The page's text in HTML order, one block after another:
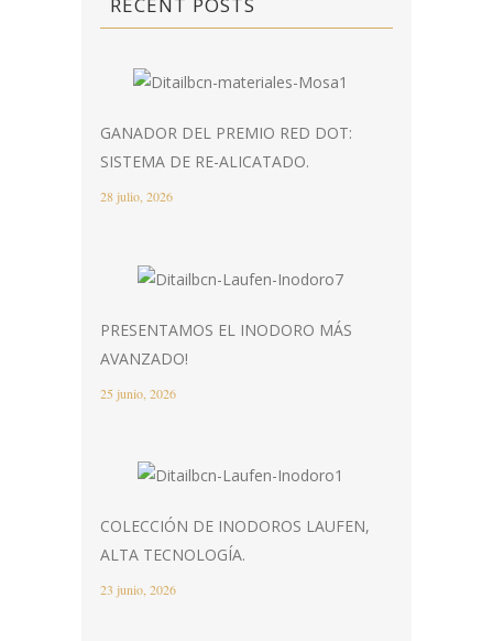
GANADOR DEL PREMIO RED DOT:
SISTEMA DE RE-ALICATADO.
28 julio, 2026
PRESENTAMOS EL INODORO MÁS
AVANZADO!
25 junio, 2026
COLECCIÓN DE INODOROS LAUFEN,
ALTA TECNOLOGÍA.
23 junio, 2026